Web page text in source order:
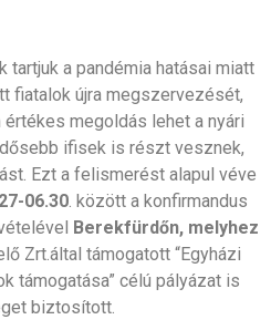
a pandémia hatásai miatt
fiatalok újra megszervezését,
megoldás lehet a nyári
ifisek is részt vesznek,
Ezt a felismerést alapul véve
06.30. között a konfirmandus
Berekfürdőn, melyhez
Zrt.által támogatott “Egyházi
támogatása” célú pályázat is
biztosított.